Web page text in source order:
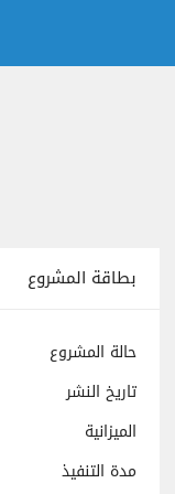
بطاقة المشروع
حالة المشروع
تاريخ النشر
الميزانية
مدة التنفيذ